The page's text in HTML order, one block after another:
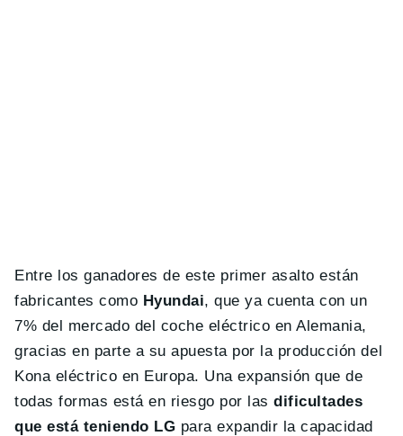
Entre los ganadores de este primer asalto están
fabricantes como Hyundai, que ya cuenta con un
7% del mercado del coche eléctrico en Alemania,
gracias en parte a su apuesta por la producción del
Kona eléctrico en Europa. Una expansión que de
todas formas está en riesgo por lasdificultades
que está teniendo LG para expandir la capacidad